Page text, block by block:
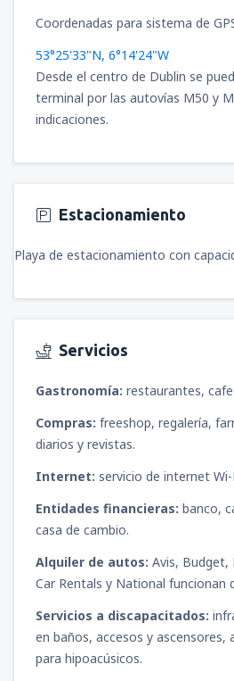
Coordenadas para sistema de
53°25'33"N, 6°14'24"W
Desde el centro de Dublin se
terminal por las autovías M50 y
indicaciones.
Estacionamiento
Playa de estacionamiento con
Servicios
Gastronomía: restaurantes,
Compras: freeshop, regalería,
diarios y revistas.
Internet: servicio de internet Wi-
Entidades financieras: banco,
casa de cambio.
Alquiler de autos: Avis, Budget,
Car Rentals y National funcionan
Servicios a discapacitados:
en baños, accesos y ascensores,
para hipoacúsicos.